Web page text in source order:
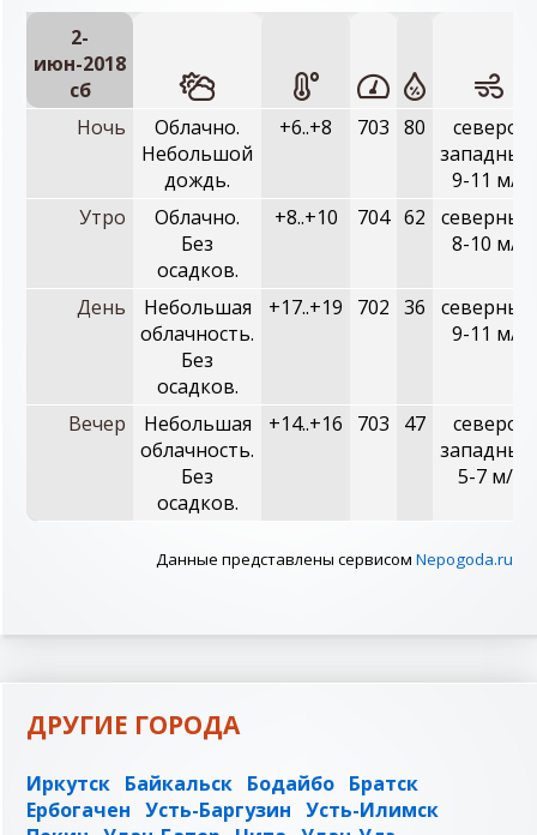
2-
июн-2018
сб
Ночь
Облачно.
Небольшой
дождь.
+6..+8 703 80
северо-
западный,
9-11 м/с
Утро
Облачно.
Без
осадков.
+8..+10 704 62
северный,
8-10 м/с
День
Небольшая
облачность.
Без
осадков.
+17..+19 702 36
северный,
9-11 м/с
Вечер
Небольшая
облачность.
Без
осадков.
+14..+16 703 47
северо-
западный,
5-7 м/с
Данные представлены сервисом Nepogoda.ru
ДРУГИЕ ГОРОДА
Иркутск Байкальск Бодайбо Братск
Ербогачен Усть-Баргузин Усть-Илимск